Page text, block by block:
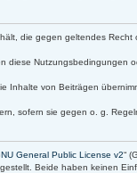
die gegen geltendes
diese
Inhalte von Beiträgen
sofern sie gegen o. g.
General Public License v2“
Beide haben keinen